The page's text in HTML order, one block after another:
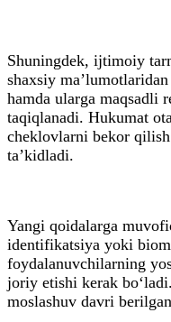
Shuningdek, ijtimoiy
shaxsiy
hamda ularga maqsadli
taqiqlanadi. Hukumat
cheklovlarni bekor
ta’kidladi.
Yangi qoidalarga
identifikatsiya yoki
foydalanuvchilarning
joriy etishi kerak
moslashuv davri